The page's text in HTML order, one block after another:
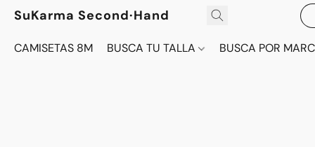
SuKarma Second·Hand
CAMISETAS 8M BUSCA TU TALLA BUSCA POR